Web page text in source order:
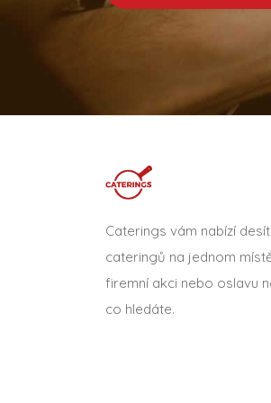
Caterings vám nabízí
cateringů na jednom
firemní akci nebo oslavu
co hledáte.